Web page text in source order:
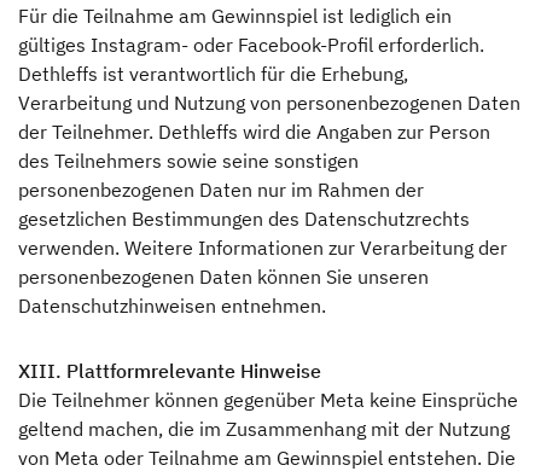
Für die Teilnahme am Gewinnspiel ist lediglich ein
gültiges Instagram- oder Facebook-Profil erforderlich.
Dethleffs ist verantwortlich für die Erhebung,
Verarbeitung und Nutzung von personenbezogenen Daten
der Teilnehmer. Dethleffs wird die Angaben zur Person
des Teilnehmers sowie seine sonstigen
personenbezogenen Daten nur im Rahmen der
gesetzlichen Bestimmungen des Datenschutzrechts
verwenden. Weitere Informationen zur Verarbeitung der
personenbezogenen Daten können Sie unseren
Datenschutzhinweisen entnehmen.
XIII. Plattformrelevante Hinweise
Die Teilnehmer können gegenüber Meta keine Einsprüche
geltend machen, die im Zusammenhang mit der Nutzung
von Meta oder Teilnahme am Gewinnspiel entstehen. Die